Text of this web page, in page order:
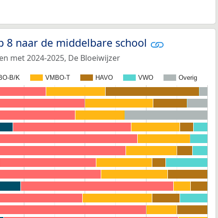
8 naar de middelbare school
met 2024-2025, De Bloeiwijzer
B/K VMBO-T HAVO VWO Overig